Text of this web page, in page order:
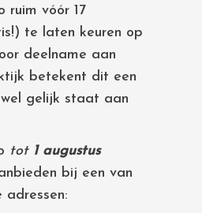
ruim vóór 17
te laten keuren op
deelname aan
betekent dit een
gelijk staat aan
tot 1 augustus
bij een van
adressen: